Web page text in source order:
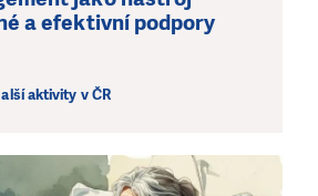
a efektivní podpory
aktivity v ČR